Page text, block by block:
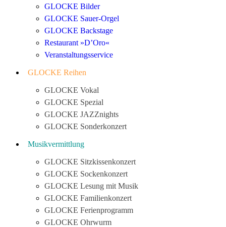
GLOCKE Bilder
GLOCKE Sauer-Orgel
GLOCKE Backstage
Restaurant »D’Oro«
Veranstaltungsservice
GLOCKE Reihen
GLOCKE Vokal
GLOCKE Spezial
GLOCKE JAZZnights
GLOCKE Sonderkonzert
Musikvermittlung
GLOCKE Sitzkissenkonzert
GLOCKE Sockenkonzert
GLOCKE Lesung mit Musik
GLOCKE Familienkonzert
GLOCKE Ferienprogramm
GLOCKE Ohrwurm